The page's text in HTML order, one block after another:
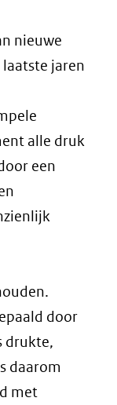
nieuwe
jaren
alle druk
een
door
drukte,
daarom
met